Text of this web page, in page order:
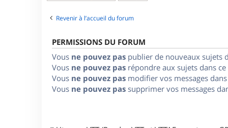
Revenir à l’accueil du forum
PERMISSIONS DU FORUM
Vous ne pouvez pas publier de nouveaux sujets
Vous ne pouvez pas répondre aux sujets dans
Vous ne pouvez pas modifier vos messages
Vous ne pouvez pas supprimer vos messages